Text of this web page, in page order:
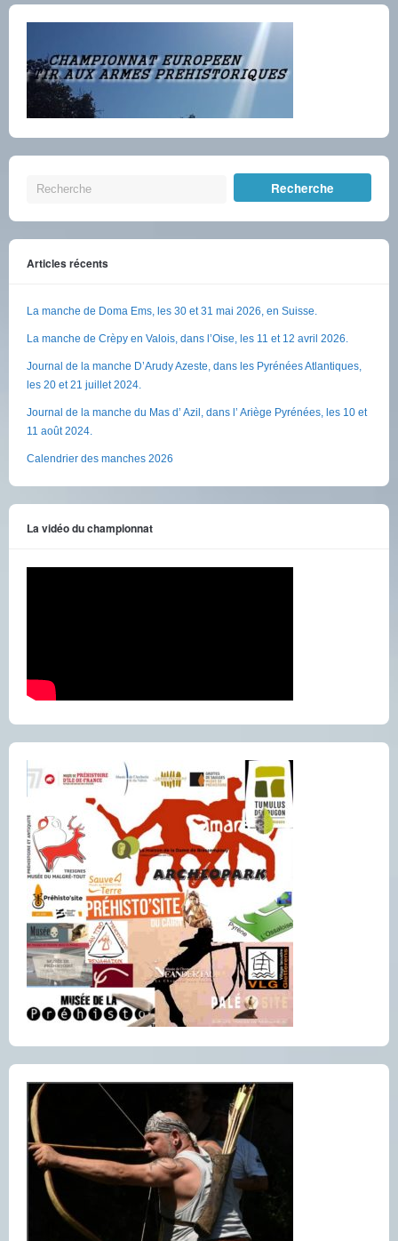
Articles récents
La manche de Doma Ems, les 30 et 31 mai 2026, en Suisse.
La manche de Crèpy en Valois, dans l’Oise, les 11 et 12 avril 2026.
Journal de la manche D’Arudy Azeste, dans les Pyrénées Atlantiques,
les 20 et 21 juillet 2024.
Journal de la manche du Mas d’ Azil, dans l’ Ariège Pyrénées, les 10 et
11 août 2024.
Calendrier des manches 2026
La vidéo du championnat